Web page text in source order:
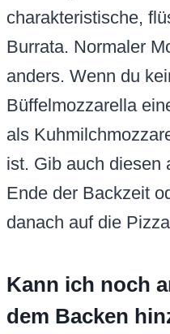
charakteristische,
Burrata. Normaler
anders. Wenn du
Büffelmozzarella
als
ist. Gib auch diesen
Ende der Backzeit
danach auf die
Kann ich noch
dem Backen